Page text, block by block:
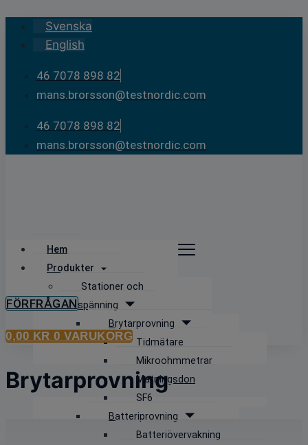
Skip
content
Svenska
English
46 7078 898 82
mans.brorsson@testnordic.com
46 7078 898 82
mans.brorsson@testnordic.com
Hem
Produkter
Stationer och
högspänning
Brytarprovning
Tidmätare
Mikroohmmetrar
Matningsdon
SF6
Batteriprovning
Batteriövervakning
FÖRFRÅGAN
0,00 KR 0 VARUKORG
Brytarprovning